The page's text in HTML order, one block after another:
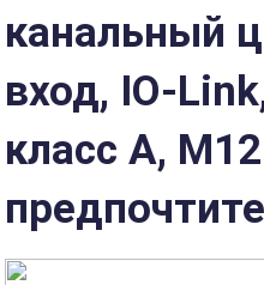
канальный
вход, IO-
класс A,